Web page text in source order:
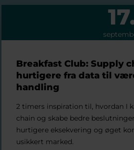
Breakfast Club: Supply
hurtigere fra data til
handling
2 timers inspiration til, hvordan I
chain og skabe bedre
hurtigere eksekvering og øget
usikkert marked.
Breakfast Club: Supply chain og